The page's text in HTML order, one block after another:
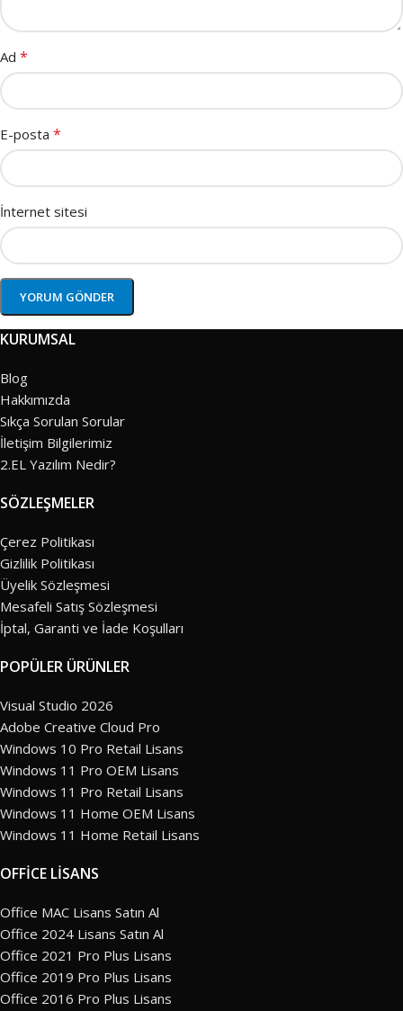
Ad *
E-posta *
İnternet sitesi
KURUMSAL
Blog
Hakkımızda
Sıkça Sorulan Sorular
İletişim Bilgilerimiz
2.EL Yazılım Nedir?
SÖZLEŞMELER
Çerez Politikası
Gizlilik Politikası
Üyelik Sözleşmesi
Mesafeli Satış Sözleşmesi
İptal, Garanti ve İade Koşulları
POPÜLER ÜRÜNLER
Visual Studio 2026
Adobe Creative Cloud Pro
Windows 10 Pro Retail Lisans
Windows 11 Pro OEM Lisans
Windows 11 Pro Retail Lisans
Windows 11 Home OEM Lisans
Windows 11 Home Retail Lisans
OFFİCE LİSANS
Office MAC Lisans Satın Al
Office 2024 Lisans Satın Al
Office 2021 Pro Plus Lisans
Office 2019 Pro Plus Lisans
Office 2016 Pro Plus Lisans